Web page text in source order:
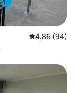
4,86 de uma
4,86 (94)